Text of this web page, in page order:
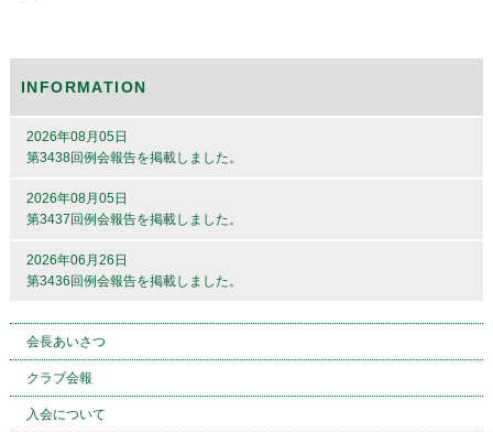
INFORMATION
2026年08月05日
第3438回例会報告を掲載しました。
2026年08月05日
第3437回例会報告を掲載しました。
2026年06月26日
第3436回例会報告を掲載しました。
会長あいさつ
クラブ会報
入会について